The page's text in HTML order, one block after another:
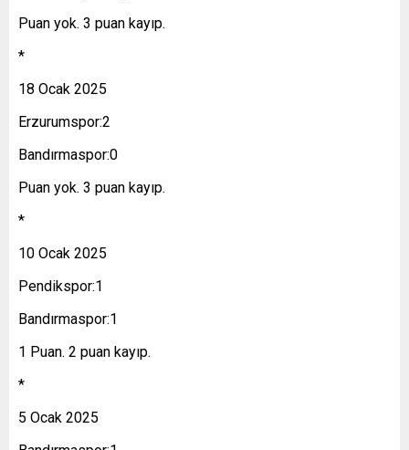
Puan yok. 3 puan kayıp.
*
18 Ocak 2025
Erzurumspor:2
Bandırmaspor:0
Puan yok. 3 puan kayıp.
*
10 Ocak 2025
Pendikspor:1
Bandırmaspor:1
1 Puan. 2 puan kayıp.
*
5 Ocak 2025